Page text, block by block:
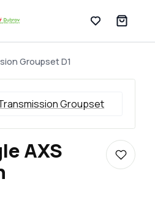
Lista želja
Groupset D1
AXS
Dodaj